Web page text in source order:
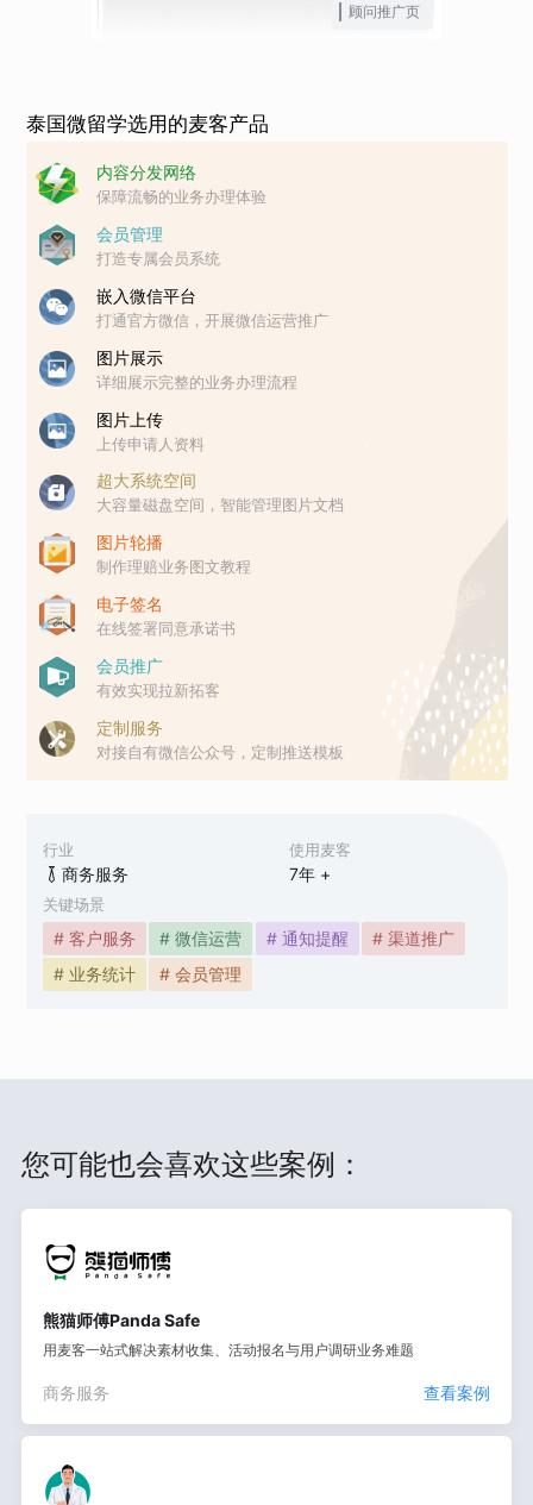
行业
商务服务
使用麦客
7年 +
关键场景
# 客户服务 # 微信运营 # 通知提醒
# 渠道推广
# 业务统计
# 会员管理
顾问推广页
泰国微留学选用的麦客产品
内容分发网络
保障流畅的业务办理体验
会员管理
打造专属会员系统
嵌入微信平台
打通官方微信，开展微信运营推广
图片展示
详细展示完整的业务办理流程
图片上传
上传申请人资料
超大系统空间
大容量磁盘空间，智能管理图片文档
图片轮播
制作理赔业务图文教程
电子签名
在线签署同意承诺书
会员推广
有效实现拉新拓客
定制服务
对接自有微信公众号，定制推送模板
您可能也会喜欢这些案例：
熊猫师傅Panda Safe
用麦客一站式解决素材收集、活动报名与用户调研业务难题
商务服务 查看案例